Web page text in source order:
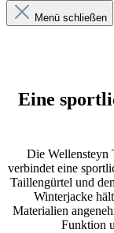
Menü schließen
Eine
Die Wellensteyn
verbindet eine
Taillengürtel und
Winterjacke
Materialien
Funktion